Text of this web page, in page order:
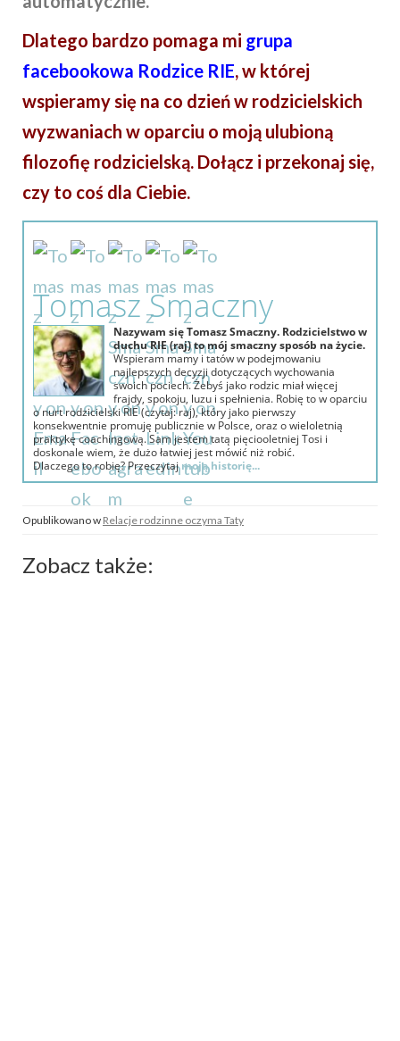
Dlatego bardzo pomaga mi grupa
facebookowa Rodzice RIE, w której
wspieramy się na co dzień w rodzicielskich
wyzwaniach w oparciu o moją ulubioną
filozofię rodzicielską. Dołącz i przekonaj się,
czy to coś dla Ciebie.
Tomasz Smaczny
Nazywam się Tomasz Smaczny. Rodzicielstwo w
duchu RIE (raj) to mój smaczny sposób na życie.
Wspieram mamy i tatów w podejmowaniu
najlepszych decyzji dotyczących wychowania
swoich pociech. Żebyś jako rodzic miał więcej
frajdy, spokoju, luzu i spełnienia. Robię to w oparciu
o nurt rodzicielski RIE (czytaj: raj), który jako pierwszy
konsekwentnie promuję publicznie w Polsce, oraz o wieloletnią
praktykę coachingową. Sam jestem tatą pięciooletniej Tosi i
doskonale wiem, że dużo łatwiej jest mówić niż robić.
Dlaczego to robię? Przeczytajmoją historię...
Opublikowano w Relacje rodzinne oczyma Taty
Zobacz także: